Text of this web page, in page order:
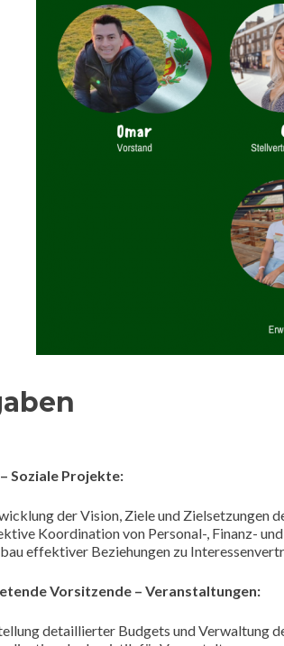
Soziale Projekte:
der Vision, Ziele und Zielsetzungen
Koordination von Personal-, Finanz-
effektiver Beziehungen zu
Vorsitzende – Veranstaltungen:
detaillierter Budgets und Verwaltung